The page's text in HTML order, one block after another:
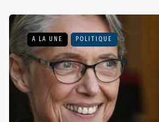
A LA UNE POLITIQUE